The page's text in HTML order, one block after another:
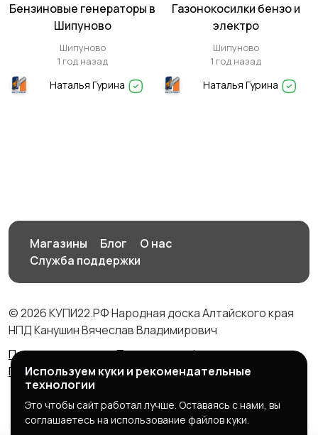
Бензиновые генераторы в
Шипуново
Шипуново
1 год назад
Наталья Гурина
Газонокосилки бензо и
электро
Шипуново
1 год назад
Наталья Гурина
Магазины Блог
О нас
Служба поддержки
© 2026 КУПИ22.РФ Народная доска Алтайского края
НПД Канушин Вячеслав Владимирович
Правила сервиса
Политика конфиденциальности
Политика использования cookie
Используем куки и рекомендательные
технологии
Это чтобы сайт работал лучше. Оставаясь с нами, вы
соглашаетесь на использование файлов куки.